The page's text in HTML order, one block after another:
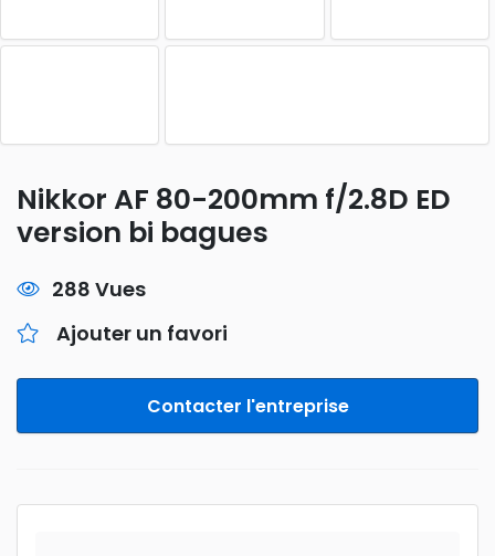
Nikkor AF 80-200mm f/2.8D ED
version bi bagues
288 Vues
Ajouter un favori
Contacter l'entreprise